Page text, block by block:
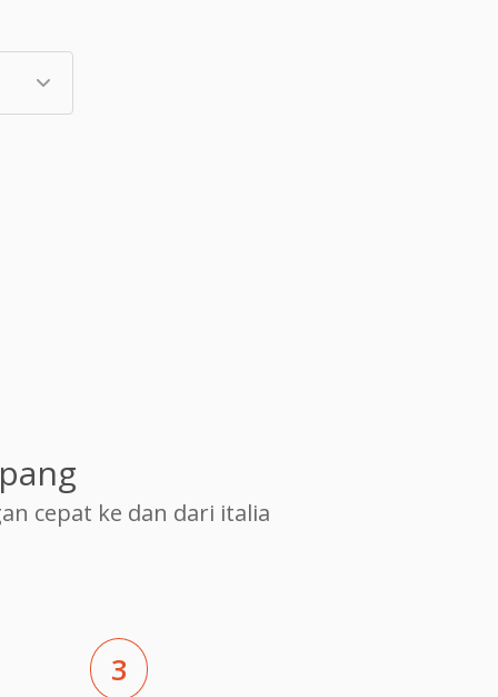
cepat ke dan dari italia
3